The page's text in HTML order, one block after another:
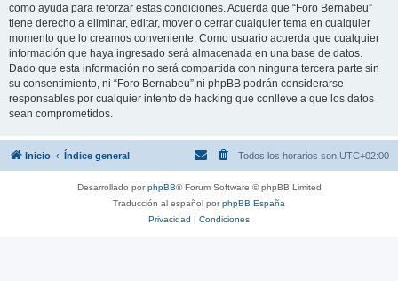
como ayuda para reforzar estas condiciones. Acuerda que “Foro Bernabeu”
tiene derecho a eliminar, editar, mover o cerrar cualquier tema en cualquier
momento que lo creamos conveniente. Como usuario acuerda que cualquier
información que haya ingresado será almacenada en una base de datos.
Dado que esta información no será compartida con ninguna tercera parte sin
su consentimiento, ni “Foro Bernabeu” ni phpBB podrán considerarse
responsables por cualquier intento de hacking que conlleve a que los datos
sean comprometidos.
Inicio Índice general Todos los horarios son UTC+02:00
Desarrollado porphpBB® Forum Software © phpBB Limited
Traducción al español porphpBB España
Privacidad | Condiciones